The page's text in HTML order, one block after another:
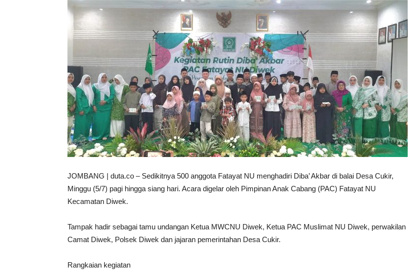
JOMBANG | duta.co – Sedikitnya 500 anggota Fatayat NU menghadiri Diba’ Akbar di balai Desa Cukir,
Minggu (5/7) pagi hingga siang hari. Acara digelar oleh Pimpinan Anak Cabang (PAC) Fatayat NU
Kecamatan Diwek.
Tampak hadir sebagai tamu undangan Ketua MWCNU Diwek, Ketua PAC Muslimat NU Diwek, perwakilan
Camat Diwek, Polsek Diwek dan jajaran pemerintahan Desa Cukir.
Rangkaian kegiatan